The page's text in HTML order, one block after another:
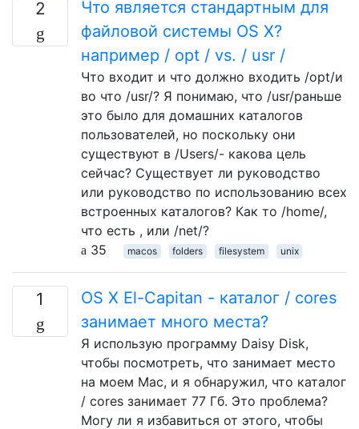
2
Что является стандартным для
файловой системы OS X?
например / opt / vs. / usr /
Что входит и что должно входить /opt/и
во что /usr/? Я понимаю, что /usr/раньше
это было для домашних каталогов
пользователей, но поскольку они
существуют в /Users/- какова цель
сейчас? Существует ли руководство
или руководство по использованию всех
встроенных каталогов? Как то /home/,
что есть , или /net/?
35
macos folders filesystem unix
1
OS X El-Capitan - каталог / cores
занимает много места?
Я использую программу Daisy Disk,
чтобы посмотреть, что занимает место
на моем Mac, и я обнаружил, что каталог
/ cores занимает 77 Гб. Это проблема?
Могу ли я избавиться от этого, чтобы